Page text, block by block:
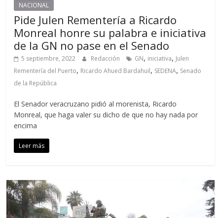
NACIONAL
Pide Julen Rementería a Ricardo
Monreal honre su palabra e iniciativa
de la GN no pase en el Senado
5 septiembre, 2022 Redacción GN, iniciativa, Julen
Rementería del Puerto, Ricardo Ahued Bardahuil, SEDENA, Senado
de la República
El Senador veracruzano pidió al morenista, Ricardo
Monreal, que haga valer su dicho de que no hay nada por
encima
Leer más